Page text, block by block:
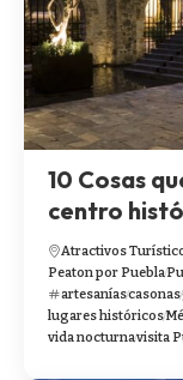
10 Cosas
centro
Atractivos
Peaton por Puebla
artesaníascasonas
lugares históricos
vida nocturnavisita